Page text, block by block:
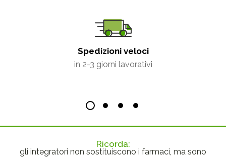
Spedizioni veloci
in 2-3 giorni lavorativi
Ricorda:
gli integratori non sostituiscono i farmaci, ma sono